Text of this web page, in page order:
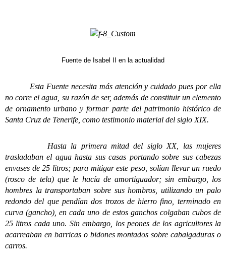
Fuente de Isabel II en la actualidad
Esta Fuente necesita más atención y cuidado pues por ella
no corre el agua, su razón de ser, además de constituir un elemento
de ornamento urbano y formar parte del patrimonio histórico de
Santa Cruz de Tenerife, como testimonio material del siglo XIX.
Hasta la primera mitad del siglo XX, las mujeres
trasladaban el agua hasta sus casas portando sobre sus cabezas
envases de 25 litros; para mitigar este peso, solían llevar un ruedo
(rosco de tela) que le hacía de amortiguador; sin embargo, los
hombres la transportaban sobre sus hombros, utilizando un palo
redondo del que pendían dos trozos de hierro fino, terminado en
curva (gancho), en cada uno de estos ganchos colgaban cubos de
25 litros cada uno. Sin embargo, los peones de los agricultores la
acarreaban en barricas o bidones montados sobre cabalgaduras o
carros.